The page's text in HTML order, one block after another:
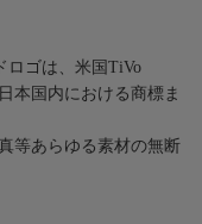
ロゴは、米国TiVo
本国内における商標ま
等あらゆる素材の無断